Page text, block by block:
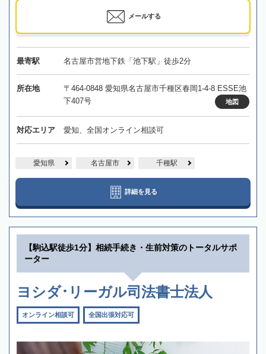
メールする
最寄駅 名古屋市営地下鉄「池下駅」徒歩2分
所在地
〒464-0848 愛知県名古屋市千種区春岡1-4-8 ESSE池
下407号
地図
対応エリア 愛知、全国オンライン相談可
愛知県 名古屋市 千種駅
詳細を見る
【駒込駅徒歩1分】相続手続き・生前対策のトータルサポ
ーター
ヨシダ･リーガル司法書士法人
オンライン相談可 全国出張対応可